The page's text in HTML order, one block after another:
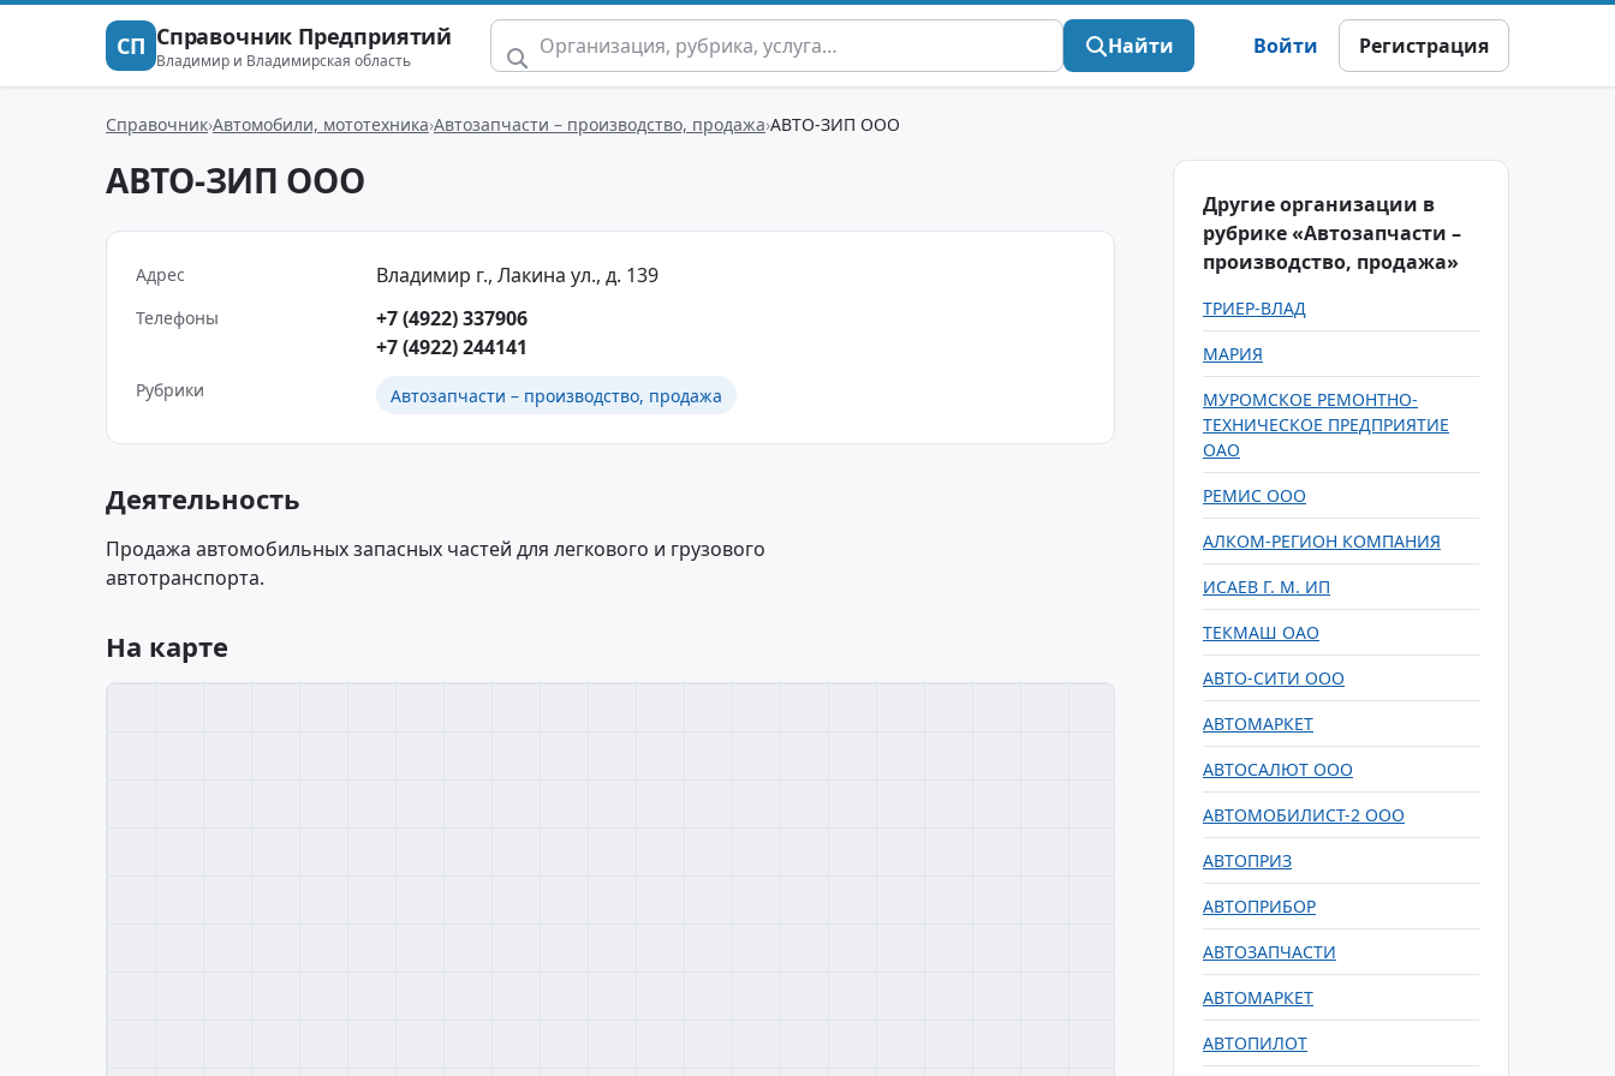
СП Справочник Предприятий
Владимир и Владимирская область
Найти Войти Регистрация
Справочник Автомобили, мототехника Автозапчасти – производство, продажа АВТО-ЗИП ООО
АВТО-ЗИП ООО
Адрес Владимир г., Лакина ул., д. 139
Телефоны
+7 (4922) 337906
+7 (4922) 244141
Рубрики Автозапчасти – производство, продажа
Деятельность
Продажа автомобильных запасных частей для легкового и грузового
автотранспорта.
На карте
Другие организации в
рубрике «Автозапчасти –
производство, продажа»
ТРИЕР-ВЛАД
МАРИЯ
МУРОМСКОЕ РЕМОНТНО-
ТЕХНИЧЕСКОЕ ПРЕДПРИЯТИЕ
ОАО
РЕМИС ООО
АЛКОМ-РЕГИОН КОМПАНИЯ
ИСАЕВ Г. М. ИП
ТЕКМАШ ОАО
АВТО-СИТИ ООО
АВТОМАРКЕТ
АВТОСАЛЮТ ООО
АВТОМОБИЛИСТ-2 ООО
АВТОПРИЗ
АВТОПРИБОР
АВТОЗАПЧАСТИ
АВТОМАРКЕТ
АВТОПИЛОТ